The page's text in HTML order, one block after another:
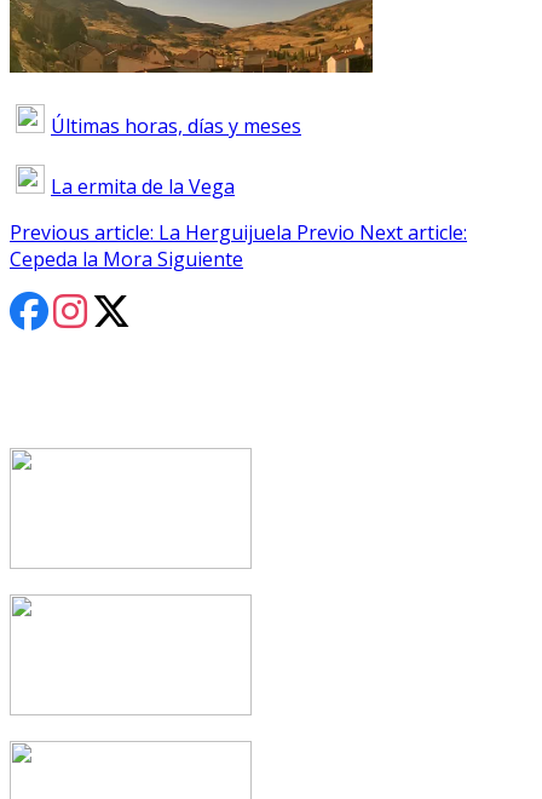
Salvar Gredos
Noticias
Últimas horas, días y meses
La ermita de la Vega
Previous article: La Herguijuela Previo Next article:
Cepeda la Mora Siguiente